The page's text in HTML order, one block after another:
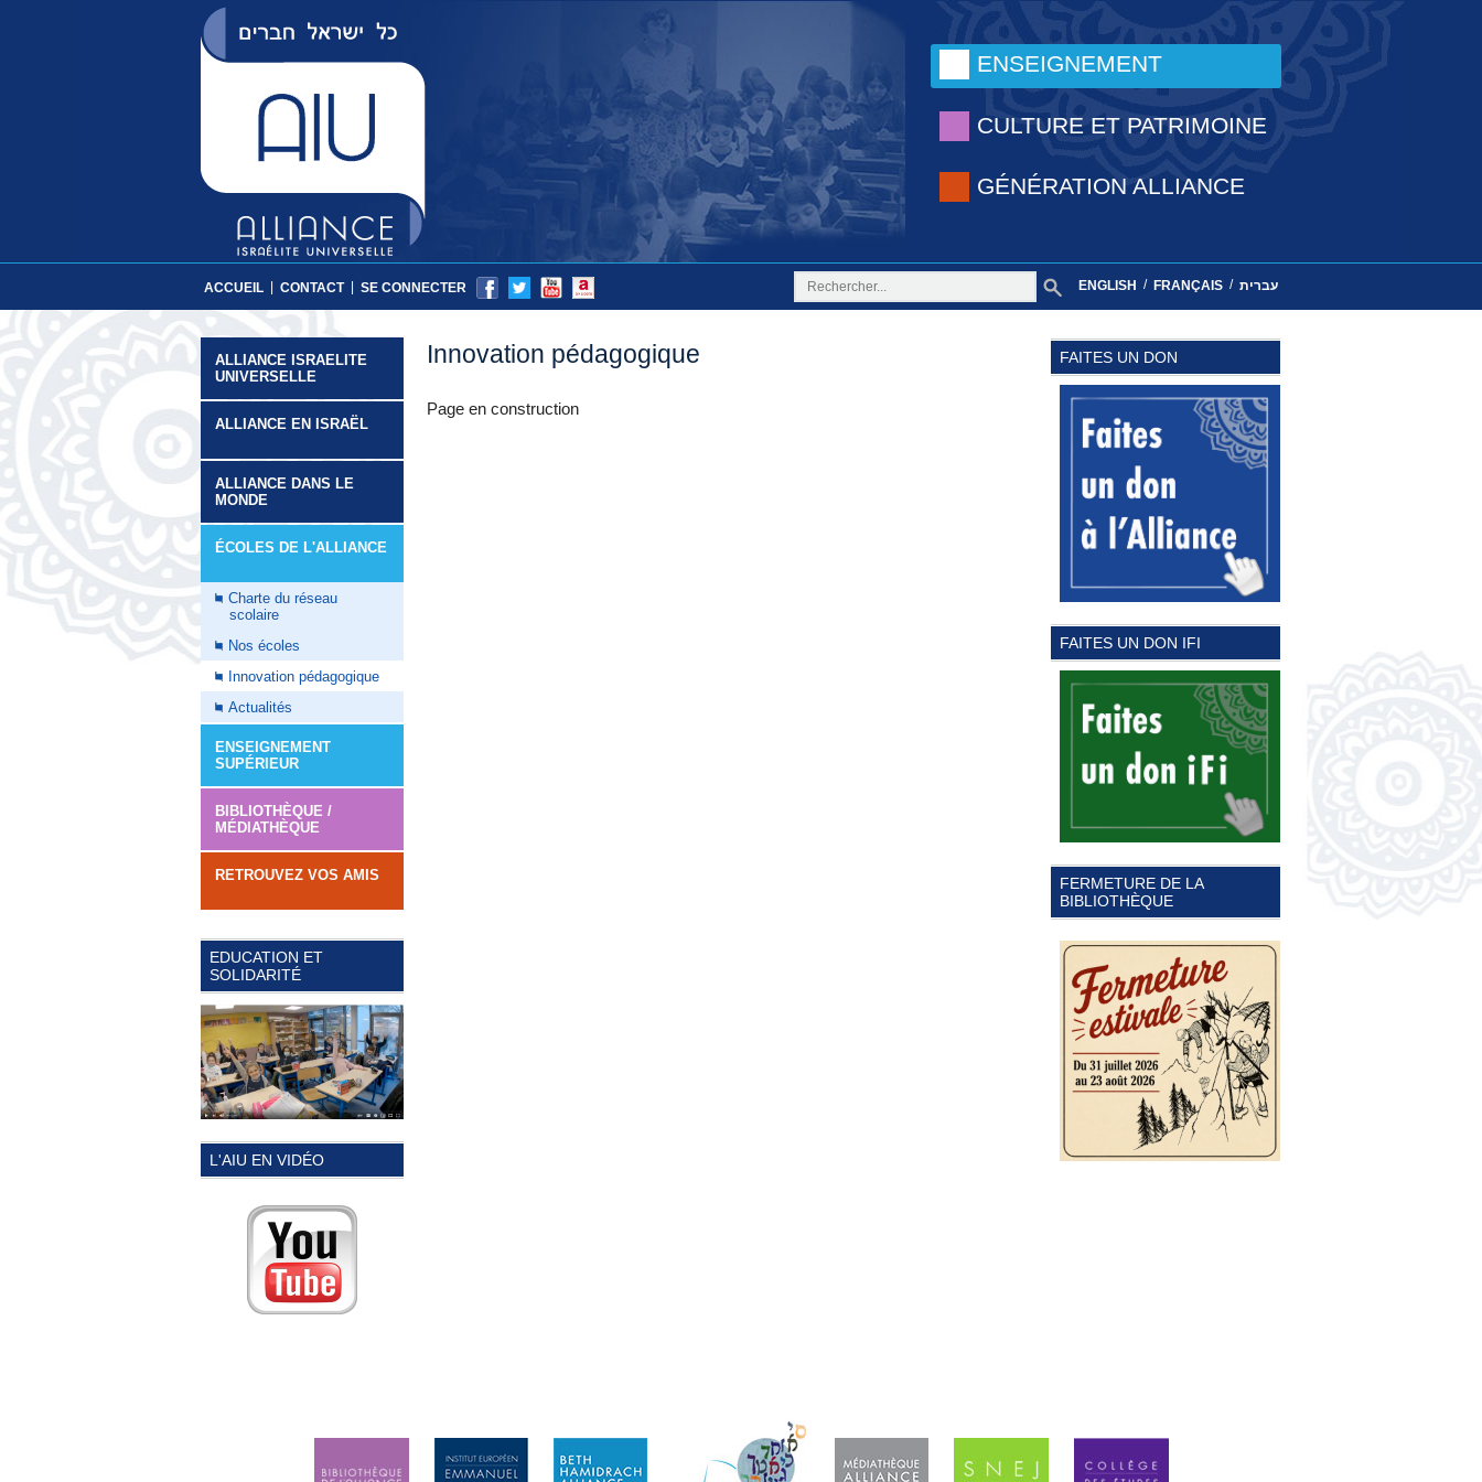
ENSEIGNEMENT
CULTURE ET PATRIMOINE
GÉNÉRATION ALLIANCE
ACCUEIL CONTACT SE CONNECTER ENGLISH / FRANÇAIS / עברית
Innovation pédagogique
Page en construction
ALLIANCE ISRAELITE
UNIVERSELLE
ALLIANCE EN ISRAËL
ALLIANCE DANS LE
MONDE
ÉCOLES DE L'ALLIANCE
Charte du réseau
scolaire
Nos écoles
Innovation pédagogique
Actualités
ENSEIGNEMENT
SUPÉRIEUR
BIBLIOTHÈQUE /
MÉDIATHÈQUE
RETROUVEZ VOS AMIS
EDUCATION ET
SOLIDARITÉ
L'AIU EN VIDÉO
FAITES UN DON
FAITES UN DON IFI
FERMETURE DE LA
BIBLIOTHÈQUE